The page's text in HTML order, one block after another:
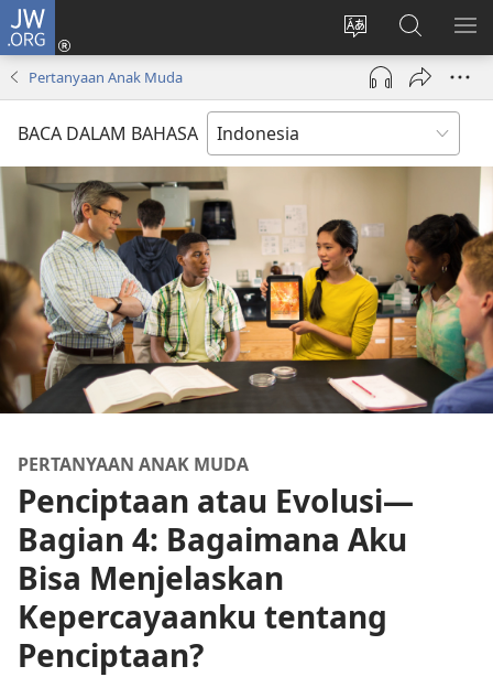
JW.ORG
Ganti
bahasa
situs
Log
(terbuka
window
Cari
di
JW.ORG
Pertanyaan Anak Muda
BACA DALAM BAHASA
PERTANYAAN ANAK MUDA
Penciptaan atau Evolusi—
Bagian 4: Bagaimana Aku
Bisa Menjelaskan
Kepercayaanku tentang
Penciptaan?